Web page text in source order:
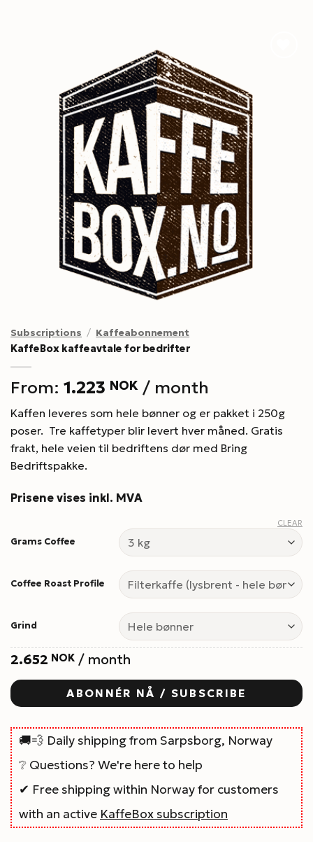
Subscriptions / Kaffeabonnement
KaffeBox kaffeavtale for bedrifter
From: 1.223 NOK / month
Kaffen leveres som hele bønner og er pakket i 250g
poser. Tre kaffetyper blir levert hver måned. Gratis
frakt, hele veien til bedriftens dør med Bring
Bedriftspakke.
Prisene vises inkl. MVA
Grams Coffee
Coffee Roast Profile
Grind
CLEAR
2.652 NOK / month
ABONNÉR NÅ / SUBSCRIBE
🚚💨 Daily shipping from Sarpsborg, Norway
❔ Questions? We're here to help
✔ Free shipping within Norway for customers
with an active KaffeBox subscription